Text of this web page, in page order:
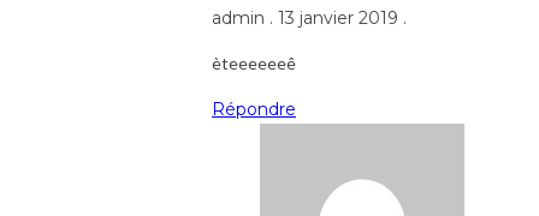
admin . 13 janvier 2019 .
èteeeeeeê
Répondre